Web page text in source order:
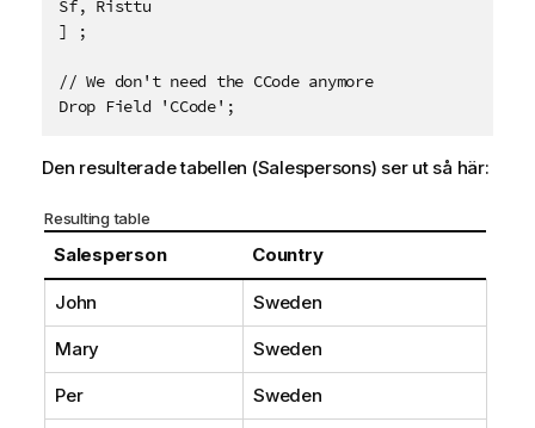
Sf, Risttu
] ;
// We don't need the CCode anymore
Drop Field 'CCode';
Den resulterade tabellen (Salespersons) ser ut så här:
Resulting table
Salesperson Country
John Sweden
Mary Sweden
Per Sweden